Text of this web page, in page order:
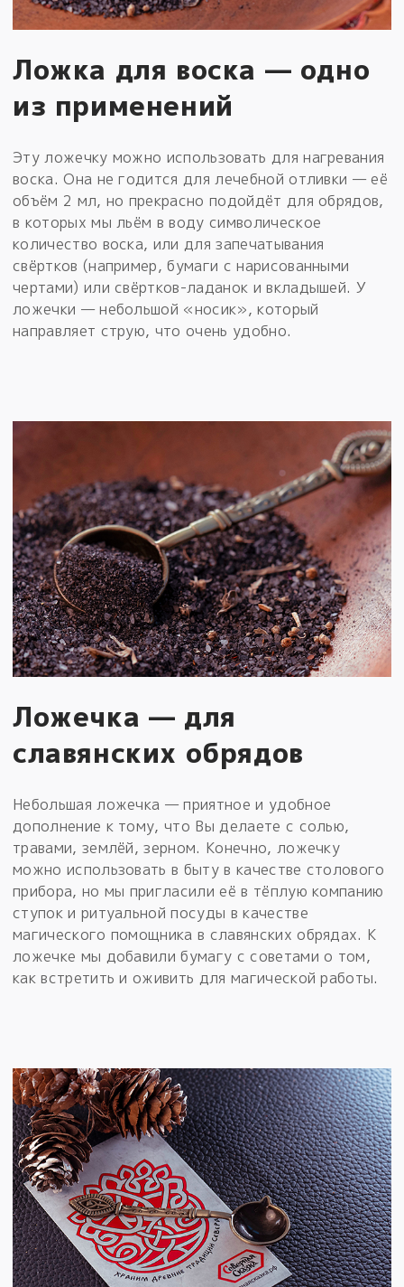
Ложка для воска — одно
из применений
Эту ложечку можно использовать для нагревания
воска. Она не годится для лечебной отливки — её
объём 2 мл, но прекрасно подойдёт для обрядов,
в которых мы льём в воду символическое
количество воска, или для запечатывания
свёртков (например, бумаги с нарисованными
чертами) или свёртков-ладанок и вкладышей. У
ложечки — небольшой «носик», который
направляет струю, что очень удобно.
Ложечка — для
славянских обрядов
Небольшая ложечка — приятное и удобное
дополнение к тому, что Вы делаете с солью,
травами, землёй, зерном. Конечно, ложечку
можно использовать в быту в качестве столового
прибора, но мы пригласили её в тёплую компанию
ступок и ритуальной посуды в качестве
магического помощника в славянских обрядах. К
ложечке мы добавили бумагу с советами о том,
как встретить и оживить для магической работы.